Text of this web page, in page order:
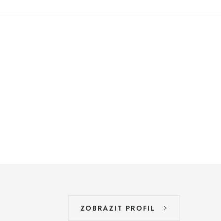
ZOBRAZIT PROFIL